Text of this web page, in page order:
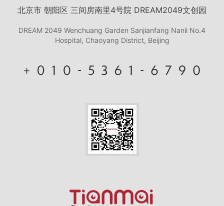
北京市 朝阳区 三间房南里4号院 DREAM2049文创园
DREAM 2049 Wenchuang Garden Sanjianfang Nanli No.4
Hospital, Chaoyang District, Beijing